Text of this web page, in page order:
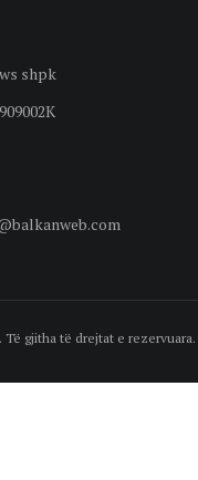
shpk
Të gjitha të drejtat e rezervuara.